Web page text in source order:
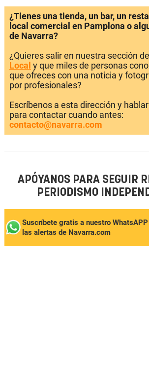
¿Tienes una tienda, un bar, un
local comercial en Pamplona o
de Navarra?
¿Quieres salir en nuestra sección de
Local y que miles de personas
que ofreces con una noticia y
por profesionales?
Escríbenos a esta dirección y
para contactar cuando antes:
contacto@navarra.com
APÓYANOS PARA SEGUIR
PERIODISMO
Suscríbete gratis a nuestro
las alertas de Navarra.com